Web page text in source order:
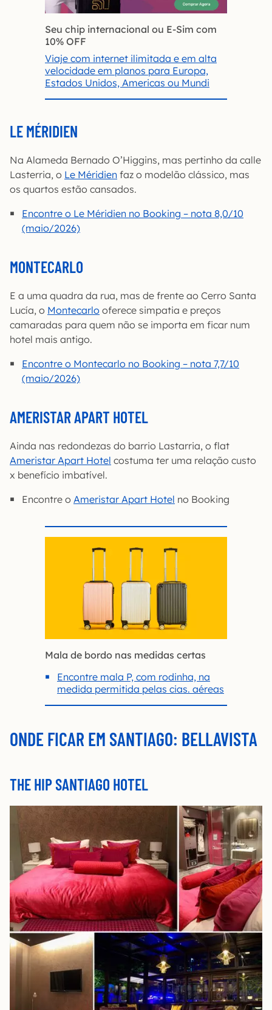
Seu chip internacional ou E-Sim com
10% OFF
Viaje com internet ilimitada e em alta
velocidade em planos para Europa,
Estados Unidos, Americas ou Mundi
LE MÉRIDIEN
Na Alameda Bernado O’Higgins, mas pertinho da calle
Lasterria, o Le Méridien faz o modelão clássico, mas
os quartos estão cansados.
Encontre o Le Méridien no Booking – nota 8,0/10
(maio/2026)
MONTECARLO
E a uma quadra da rua, mas de frente ao Cerro Santa
Lucía, o Montecarlo oferece simpatia e preços
camaradas para quem não se importa em ficar num
hotel mais antigo.
Encontre o Montecarlo no Booking – nota 7,7/10
(maio/2026)
AMERISTAR APART HOTEL
Ainda nas redondezas do barrio Lastarria, o flat
Ameristar Apart Hotel costuma ter uma relação custo
x benefício imbatível.
Encontre o Ameristar Apart Hotel no Booking
Mala de bordo nas medidas certas
Encontre mala P, com rodinha, na
medida permitida pelas cias. aéreas
ONDE FICAR EM SANTIAGO: BELLAVISTA
THE HIP SANTIAGO HOTEL